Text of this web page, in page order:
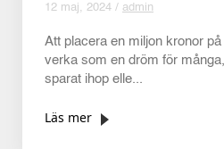
12 maj, 2024 / admin
Att placera en miljon kronor
verka som en dröm för
sparat ihop elle...
Läs mer